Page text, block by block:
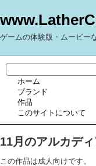
ゲームの体験版・ムービー
ホーム
ブランド
作品
このサイトについて
11月のアルカデ
この作品は成人向けです。